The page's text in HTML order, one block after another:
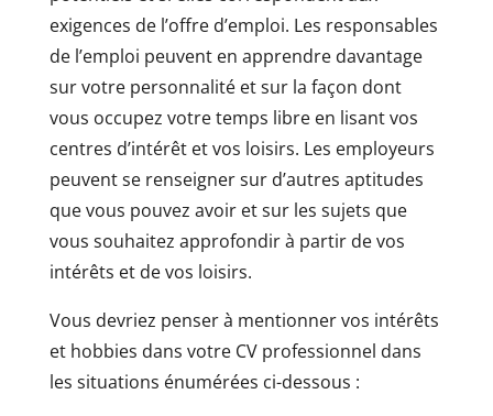
exigences de l’offre d’emploi. Les responsables
de l’emploi peuvent en apprendre davantage
sur votre personnalité et sur la façon dont
vous occupez votre temps libre en lisant vos
centres d’intérêt et vos loisirs. Les employeurs
peuvent se renseigner sur d’autres aptitudes
que vous pouvez avoir et sur les sujets que
vous souhaitez approfondir à partir de vos
intérêts et de vos loisirs.
Vous devriez penser à mentionner vos intérêts
et hobbies dans votre CV professionnel dans
les situations énumérées ci-dessous :